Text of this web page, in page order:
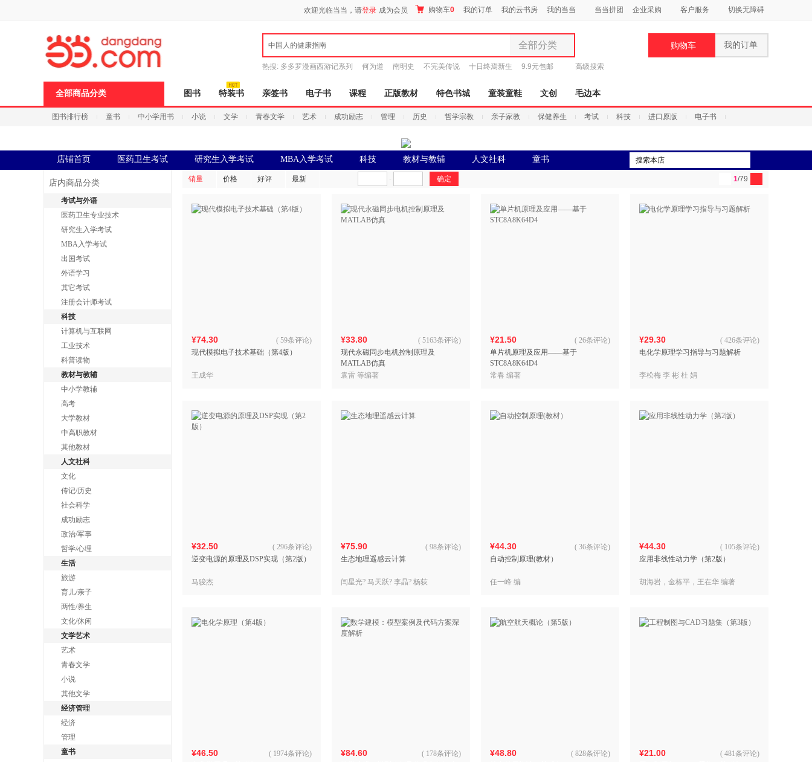
欢迎光临当当，请登录 成为会员 购物车0 我的订单 我的云书房 我的当当 当当拼团 企业采购 客户服务 切换无障碍
中国人的健康指南 全部分类
全部分类
图书
电子书
音像
时尚美妆
母婴用品
童装童鞋
家居日用
手机通讯
数码影音
家用电器
热搜: 多多罗漫画西游记系列 何为道 南明史 不完美传说 十日终焉新生 9.9元包邮 高级搜索
购物车 我的订单
全部商品分类 图书 特装书 亲签书 电子书 课程 正版教材 特色书城 童装童鞋 文创 毛边本
图书排行榜 童书 中小学用书 小说 文学 青春文学 艺术 成功励志 管理 历史 哲学宗教 亲子家教 保健养生 考试 科技 进口原版 电子书
店铺首页 医药卫生考试 研究生入学考试 MBA入学考试 科技 教材与教辅 人文社科 童书
搜索
店内商品分类
考试与外语
医药卫生专业技术
研究生入学考试
MBA入学考试
出国考试
外语学习
其它考试
注册会计师考试
科技
计算机与互联网
工业技术
科普读物
教材与教辅
中小学教辅
高考
大学教材
中高职教材
其他教材
人文社科
文化
传记/历史
社会科学
成功励志
政治/军事
哲学/心理
生活
旅游
育儿/亲子
两性/养生
文化/休闲
文学艺术
艺术
青春文学
小说
其他文学
经济管理
经济
管理
童书
销量 价格 好评 最新 1/79
¥74.30
现代模拟电子技术基础（第4版）
( 59条评论)
王成华
¥33.80
现代永磁同步电机控制原理及
MATLAB仿真
( 5163条评论)
袁雷 等编著
¥21.50
单片机原理及应用——基于
STC8A8K64D4
( 26条评论)
常春 编著
¥29.30
电化学原理学习指导与习题解析
( 426条评论)
李松梅 李 彬 杜 娟
¥32.50
逆变电源的原理及DSP实现（第2版）
( 296条评论)
马骏杰
¥75.90
生态地理遥感云计算
( 98条评论)
闫星光? 马天跃? 李晶? 杨荻
¥44.30
自动控制原理(教材）
( 36条评论)
任一峰 编
¥44.30
应用非线性动力学（第2版）
( 105条评论)
胡海岩，金栋平，王在华 编著
¥46.50 ( 1974条评论) ¥84.60 ( 178条评论) ¥48.80 ( 828条评论) ¥21.00 ( 481条评论)
页
浪